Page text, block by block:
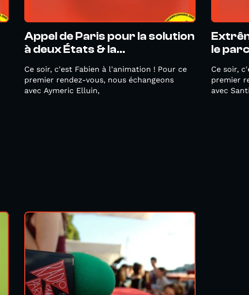
Appel de Paris pour la solution
à deux États & la...
Ce soir, c'est Fabien à l'animation ! Pour ce
premier rendez-vous, nous échangeons
avec Aymeric Elluin,
le
Ce soir,
premier
avec